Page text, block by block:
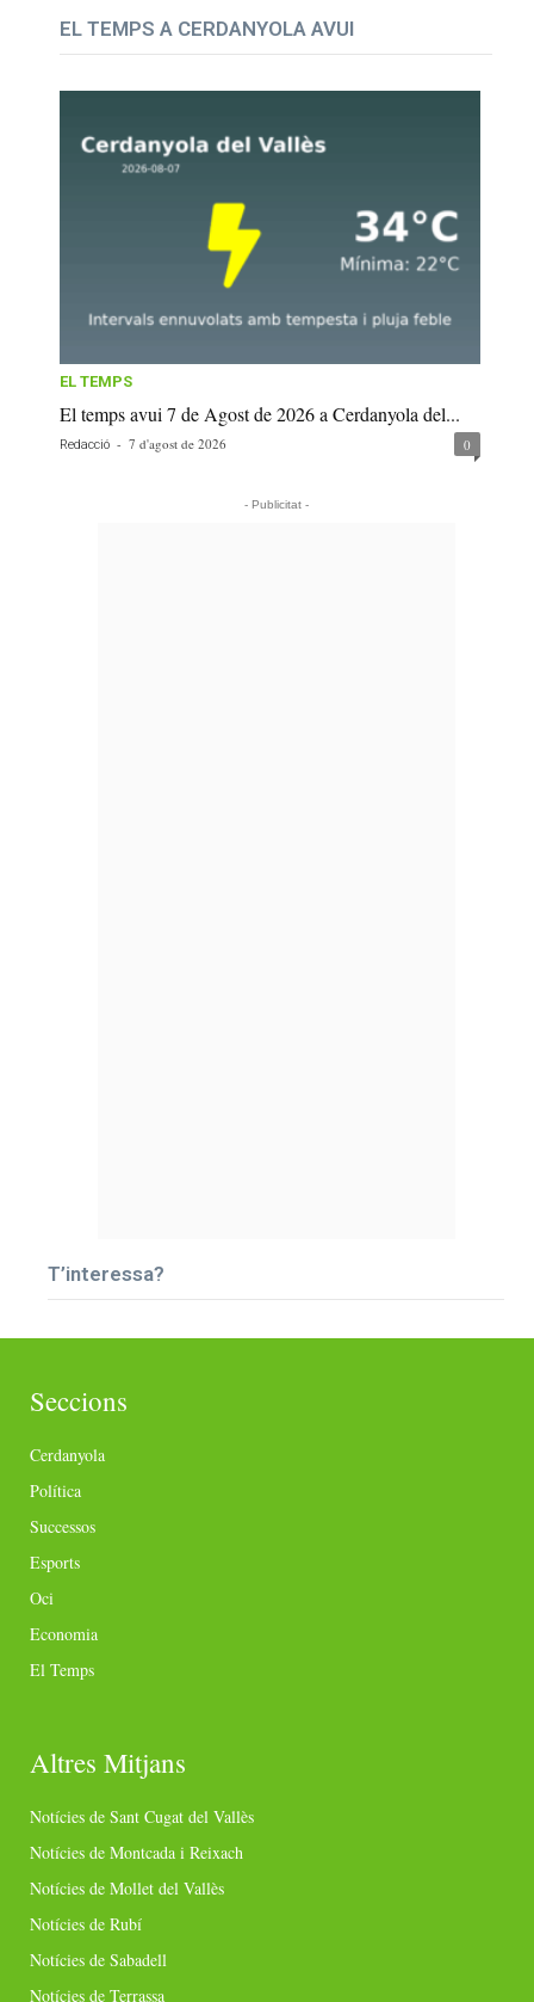
EL TEMPS A CERDANYOLA AVUI
EL TEMPS
El temps avui 7 de Agost de 2026 a Cerdanyola del...
Redacció - 7 d'agost de 2026 0
- Publicitat -
T’interessa?
Seccions
Cerdanyola
Política
Successos
Esports
Oci
Economia
El Temps
Altres Mitjans
Notícies de Sant Cugat del Vallès
Notícies de Montcada i Reixach
Notícies de Mollet del Vallès
Notícies de Rubí
Notícies de Sabadell
Notícies de Terrassa